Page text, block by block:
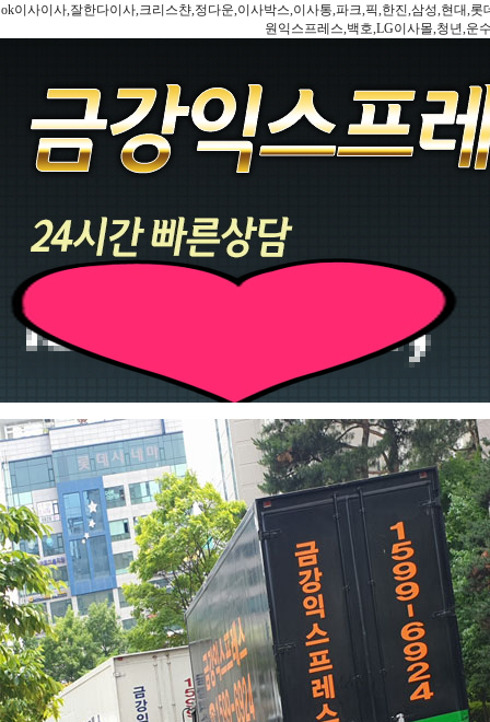
ok이사이사,잘한다이사,크리스챤,정다운,이사박스,이사통,파크,픽,한진,삼성,현대,
원익스프레스,백호,LG이사몰,청년,운